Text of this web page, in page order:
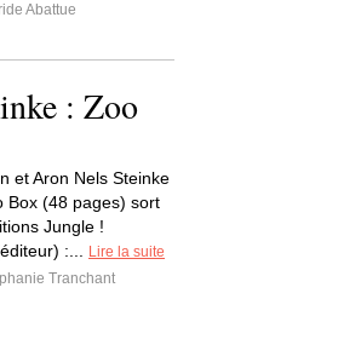
Abattue
: Zoo
et Aron Nels Steinke
Box (48 pages) sort
Jungle !
:...
Lire la suite
Tranchant